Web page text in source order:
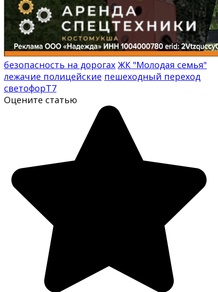
безопасность на дорогах ЖК "Молодая семья"
лежачие полицейские пешеходный переход
светофорТ7
Оцените статью